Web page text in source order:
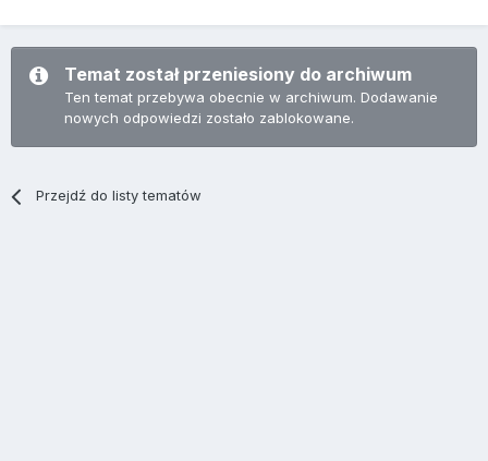
Temat został przeniesiony do archiwum
Ten temat przebywa obecnie w archiwum. Dodawanie
nowych odpowiedzi zostało zablokowane.
Przejdź do listy tematów